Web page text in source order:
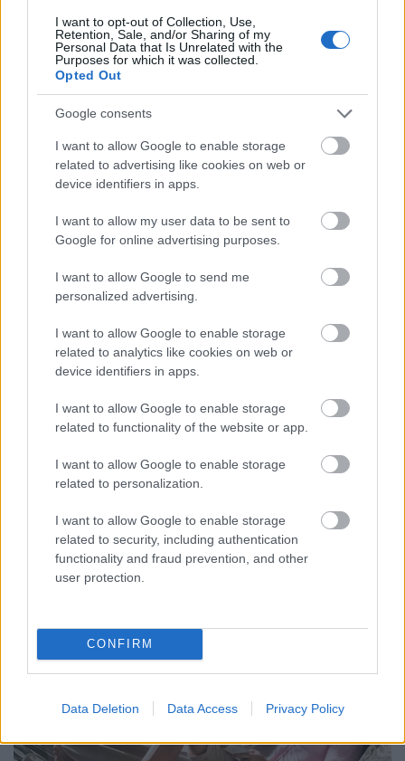
I want to opt-out of Collection, Use,
Retention, Sale, and/or Sharing of my
Personal Data that Is Unrelated with the
Purposes for which it was collected.
Opted Out
Google consents
I want to allow Google to enable storage
related to advertising like cookies on web or
device identifiers in apps.
I want to allow my user data to be sent to
Google for online advertising purposes.
I want to allow Google to send me
personalized advertising.
I want to allow Google to enable storage
related to analytics like cookies on web or
device identifiers in apps.
I want to allow Google to enable storage
related to functionality of the website or app.
I want to allow Google to enable storage
related to personalization.
I want to allow Google to enable storage
related to security, including authentication
functionality and fraud prevention, and other
user protection.
CONFIRM
Data Deletion Data Access Privacy Policy
fideszes országgyűlési képviselőnek ahhoz, hogy
lenullázzon egy közel egy éve ...
Kevesebb 10 millióval drágábban.
A kerületbe is begyűrűzött az a gyakorlat, amit az
országban látunk az állami beszerzéseknél. Ezúttal
10 millió forinttal többet költenek ...